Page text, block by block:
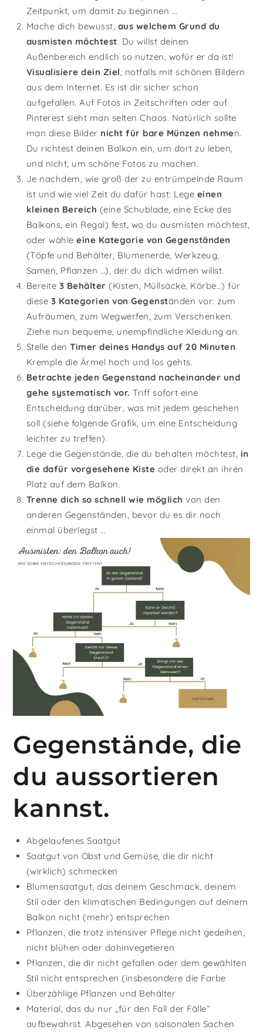
Zeitpunkt, um damit zu beginnen …
Mache dich bewusst, aus welchem Grund du
ausmisten möchtest. Du willst deinen
Außenbereich endlich so nutzen, wofür er da ist!
Visualisiere dein Ziel, notfalls mit schönen Bildern
aus dem Internet. Es ist dir sicher schon
aufgefallen. Auf Fotos in Zeitschriften oder auf
Pinterest sieht man selten Chaos. Natürlich sollte
man diese Bilder nicht für bare Münzen nehmen.
Du richtest deinen Balkon ein, um dort zu leben,
und nicht, um schöne Fotos zu machen.
Je nachdem, wie groß der zu entrümpelnde Raum
ist und wie viel Zeit du dafür hast: Lege einen
kleinen Bereich (eine Schublade, eine Ecke des
Balkons, ein Regal) fest, wo du ausmisten möchtest,
oder wähleeine Kategorie von Gegenständen
(Töpfe und Behälter, Blumenerde, Werkzeug,
Samen, Pflanzen …), der du dich widmen willst.
Bereite 3 Behälter (Kisten, Müllsäcke, Körbe…) für
diese 3 Kategorien von Gegenständen vor: zum
Aufräumen, zum Wegwerfen, zum Verschenken.
Ziehe nun bequeme, unempfindliche Kleidung an.
Stelle denTimer deines Handys auf 20 Minuten.
Kremple die Ärmel hoch und los gehts.
Betrachte jeden Gegenstand nacheinander und
gehe systematisch vor. Triff sofort eine
Entscheidung darüber, was mit jedem geschehen
soll (siehe folgende Grafik, um eine Entscheidung
leichter zu treffen).
Lege die Gegenstände, die du behalten möchtest, in
die dafür vorgesehene Kiste oder direkt an ihren
Platz auf dem Balkon.
Trenne dich so schnell wie möglich von den
anderen Gegenständen, bevor du es dir noch
einmal überlegst …
Gegenstände, die
du aussortieren
kannst.
Abgelaufenes Saatgut
Saatgut von Obst und Gemüse, die dir nicht
(wirklich) schmecken
Blumensaatgut, das deinem Geschmack, deinem
Stil oder den klimatischen Bedingungen auf deinem
Balkon nicht (mehr) entsprechen
Pflanzen, die trotz intensiver Pflege nicht gedeihen,
nicht blühen oder dahinvegetieren
Pflanzen, die dir nicht gefallen oder dem gewählten
Stil nicht entsprechen (insbesondere die Farbe
Überzählige Pflanzen und Behälter
Material, das du nur „für den Fall der Fälle“
aufbewahrst. Abgesehen von saisonalen Sachen